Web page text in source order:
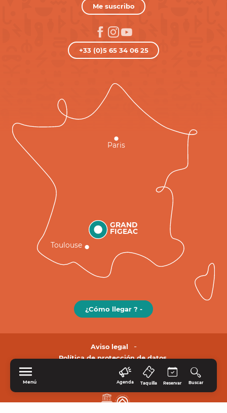
Menú Agenda Taquilla Reservar Buscar
Me suscribo
+33 (0)5 65 34 06 25
GRAND
FIGEAC
Toulouse
Paris
¿Cómo llegar ? -
Aviso legal
Política de protección de datos.